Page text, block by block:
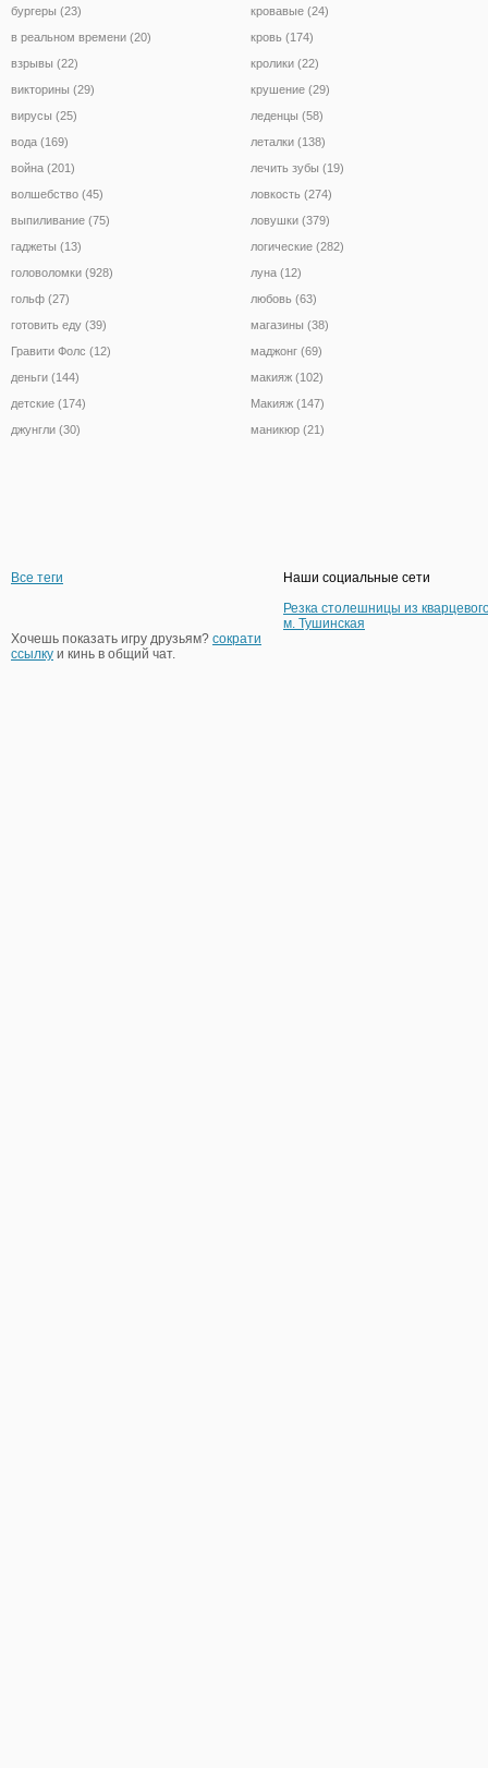
бургеры (23)
в реальном времени (20)
взрывы (22)
викторины (29)
вирусы (25)
вода (169)
война (201)
волшебство (45)
выпиливание (75)
гаджеты (13)
головоломки (928)
гольф (27)
готовить еду (39)
Гравити Фолс (12)
деньги (144)
детские (174)
джунгли (30)
кровавые (24)
кровь (174)
кролики (22)
крушение (29)
леденцы (58)
леталки (138)
лечить зубы (19)
ловкость (274)
ловушки (379)
логические (282)
луна (12)
любовь (63)
магазины (38)
маджонг (69)
макияж (102)
Макияж (147)
маникюр (21)
Все теги
Наши социальные сети
Резка столешницы из
м. Тушинская
Хочешь показать игру друзьям? сократи
ссылку и кинь в общий чат.